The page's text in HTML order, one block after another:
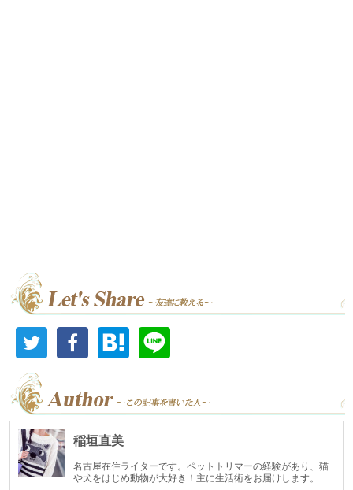
稲垣直美
名古屋在住ライターです。ペットトリマーの経験があり、猫
や犬をはじめ動物が大好き！主に生活術をお届けします。